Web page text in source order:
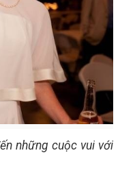
những cuộc vui với